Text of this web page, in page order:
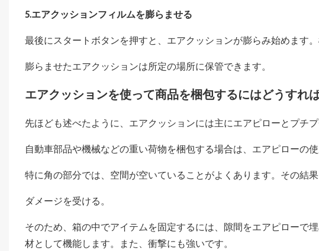
5.エアクッションフィルムを膨らませる
最後にスタートボタンを押すと、エアクッションが膨らみ始めます
膨らませたエアクッションは所定の場所に保管できます。
エアクッションを使って商品を梱包するにはどうすれ
先ほども述べたように、エアクッションには主にエアピローとプチ
自動車部品や機械などの重い荷物を梱包する場合は、エアピローの
特に角の部分では、空間が空いていることがよくあります。その結
ダメージを受ける。
そのため、箱の中でアイテムを固定するには、隙間をエアピローで
材として機能します。また、衝撃にも強いです。